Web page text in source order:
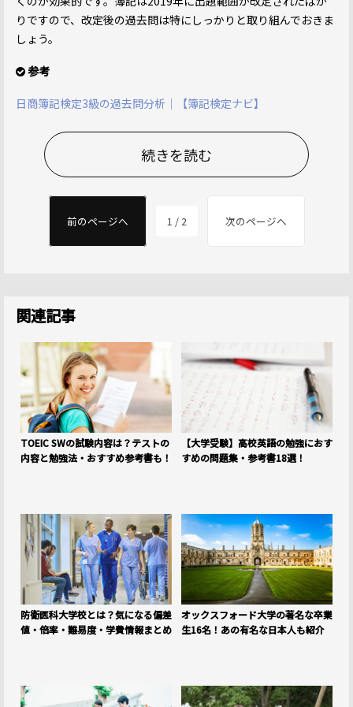
りですので、改定後の過去問は特にしっかりと取り組んでおきま
しょう。
参考
日商簿記検定3級の過去問分析｜【簿記検定ナビ】
続きを読む
前のページへ 1 / 2 次のページへ
関連記事
TOEIC SWの試験内容は？テストの
内容と勉強法・おすすめ参考書も！
【大学受験】高校英語の勉強におす
すめの問題集・参考書18選！
防衛医科大学校とは？気になる偏差
値・倍率・難易度・学費情報まとめ
オックスフォード大学の著名な卒業
生16名！あの有名な日本人も紹介